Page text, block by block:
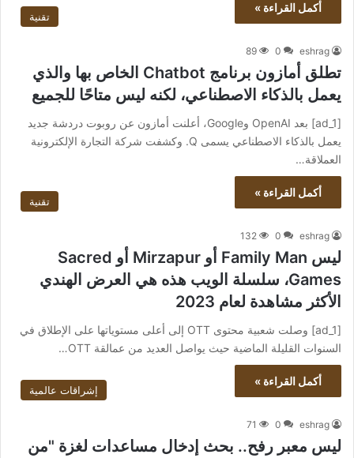
أكمل القراءة »
تقنية
eshrag
0
89
تطلق أمازون برنامج Chatbot الخاص بها والذي
يعمل بالذكاء الاصطناعي، لكنه ليس متاحًا للجميع
[ad_1] بعد OpenAI وGoogle، أعلنت أمازون عن روبوت دردشة جديد
يعمل بالذكاء الاصطناعي يسمى Q. وكشفت شركة التجارة الإلكترونية
العملاقة…
أكمل القراءة »
تقنية
eshrag
0
132
ليس Family Man أو Mirzapur أو Sacred
Games، سلسلة الويب هذه هي العرض الهندي
الأكثر مشاهدة لعام 2023
[ad_1] وصلت شعبية محتوى OTT إلى أعلى مستوياتها على الإطلاق في
السنوات القليلة الماضية حيث يواصل العديد من عمالقة OTT…
أكمل القراءة »
إشراقات عالمية
eshrag
0
71
ليس معبر رفح.. بحث إدخال مساعدات لغزة "من